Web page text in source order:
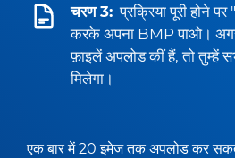
चरण 3: प्रक्रिया पूरी होने
करके अपना BMP पाओ।
फ़ाइलें अपलोड कीं हैं, तो तुम्हें
मिलेगा।
एक बार में 20 इमेज तक अपलोड कर